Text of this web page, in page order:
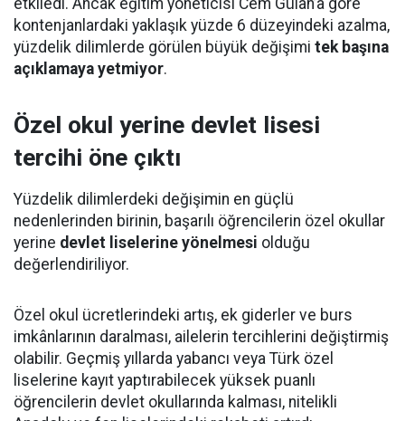
etkiledi. Ancak eğitim yöneticisi Cem Gülan’a göre
kontenjanlardaki yaklaşık yüzde 6 düzeyindeki azalma,
yüzdelik dilimlerde görülen büyük değişimi tek başına
açıklamaya yetmiyor.
Özel okul yerine devlet lisesi
tercihi öne çıktı
Yüzdelik dilimlerdeki değişimin en güçlü
nedenlerinden birinin, başarılı öğrencilerin özel okullar
yerine devlet liselerine yönelmesi olduğu
değerlendiriliyor.
Özel okul ücretlerindeki artış, ek giderler ve burs
imkânlarının daralması, ailelerin tercihlerini değiştirmiş
olabilir. Geçmiş yıllarda yabancı veya Türk özel
liselerine kayıt yaptırabilecek yüksek puanlı
öğrencilerin devlet okullarında kalması, nitelikli